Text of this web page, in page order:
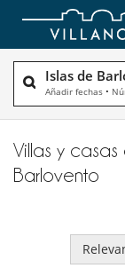
Islas de
Añadir fechas •
Villas y
Barlovento